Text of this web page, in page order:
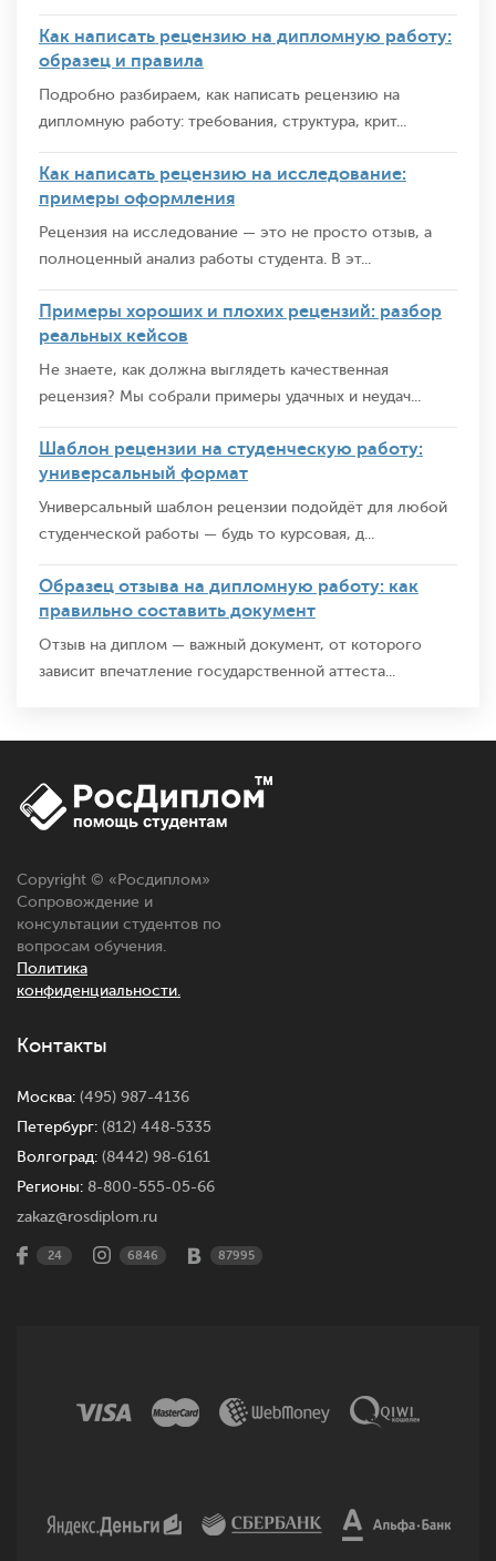
Как написать рецензию на дипломную работу:
образец и правила
Подробно разбираем, как написать рецензию на
дипломную работу: требования, структура, крит...
Как написать рецензию на исследование:
примеры оформления
Рецензия на исследование — это не просто отзыв, а
полноценный анализ работы студента. В эт...
Примеры хороших и плохих рецензий: разбор
реальных кейсов
Не знаете, как должна выглядеть качественная
рецензия? Мы собрали примеры удачных и неудач...
Шаблон рецензии на студенческую работу:
универсальный формат
Универсальный шаблон рецензии подойдёт для любой
студенческой работы — будь то курсовая, д...
Образец отзыва на дипломную работу: как
правильно составить документ
Отзыв на диплом — важный документ, от которого
зависит впечатление государственной аттеста...
Copyright © «Росдиплом»
Сопровождение и
консультации студентов по
вопросам обучения.
Политика
конфиденциальности.
Контакты
Москва: (495) 987-4136
Петербург: (812) 448-5335
Волгоград: (8442) 98-6161
Регионы: 8-800-555-05-66
zakaz@rosdiplom.ru
24 6846 87995